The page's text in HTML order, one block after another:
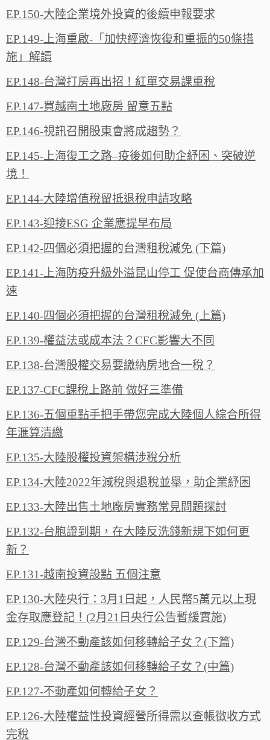
EP.150-大陸企業境外投資的後續申報要求
EP.149-上海重啟-「加快經濟恢復和重振的50條措
施」解讀
EP.148-台灣打房再出招！紅單交易課重稅
EP.147-買越南土地廠房 留意五點
EP.146-視訊召開股東會將成趨勢？
EP.145-上海復工之路–疫後如何助企紓困、突破逆
境！
EP.144-大陸增值稅留抵退稅申請攻略
EP.143-迎接ESG 企業應提早布局
EP.142-四個必須把握的台灣租稅減免 (下篇)
EP.141-上海防疫升級外溢昆山停工 促使台商傳承加
速
EP.140-四個必須把握的台灣租稅減免 (上篇)
EP.139-權益法或成本法？CFC影響大不同
EP.138-台灣股權交易要繳納房地合一稅？
EP.137-CFC課稅上路前 做好三準備
EP.136-五個重點手把手帶您完成大陸個人綜合所得
年滙算清繳
EP.135-大陸股權投資架構涉稅分析
EP.134-大陸2022年減稅與退稅並舉，助企業紓困
EP.133-大陸出售土地廠房實務常見問題探討
EP.132-台胞證到期，在大陸反洗錢新規下如何更
新？
EP.131-越南投資設點 五個注意
EP.130-大陸央行：3月1日起，人民幣5萬元以上現
金存取應登記！(2月21日央行公告暫緩實施)
EP.129-台灣不動產該如何移轉給子女？(下篇)
EP.128-台灣不動產該如何移轉給子女？(中篇)
EP.127-不動產如何轉給子女？
EP.126-大陸權益性投資經營所得需以查帳徵收方式
完稅